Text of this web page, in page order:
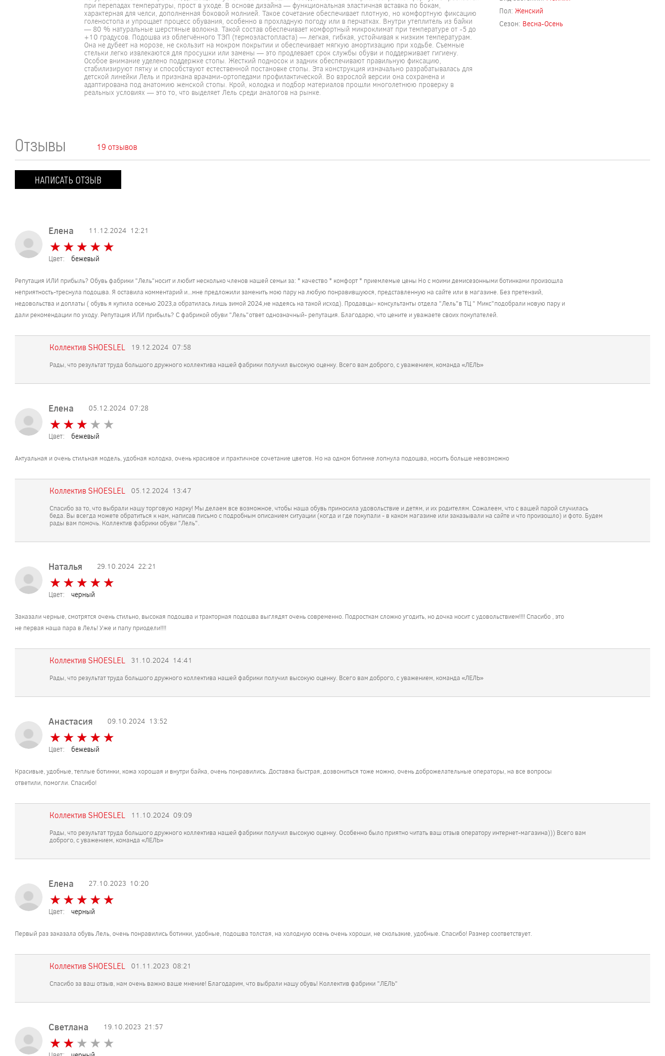
при перепадах температуры, прост в уходе. В основе дизайна — функциональная эластичная вставка по бокам,
характерная для челси, дополненная боковой молнией. Такое сочетание обеспечивает плотную, но комфортную фиксацию
голеностопа и упрощает процесс обувания, особенно в прохладную погоду или в перчатках. Внутри утеплитель из байки
— 80 % натуральные шерстяные волокна. Такой состав обеспечивает комфортный микроклимат при температуре от -5 до
+10 градусов. Подошва из облегчённого ТЭП (термоэластопласта) — легкая, гибкая, устойчивая к низким температурам.
Она не дубеет на морозе, не скользит на мокром покрытии и обеспечивает мягкую амортизацию при ходьбе. Съемные
стельки легко извлекаются для просушки или замены — это продлевает срок службы обуви и поддерживает гигиену.
Особое внимание уделено поддержке стопы. Жесткий подносок и задник обеспечивают правильную фиксацию,
стабилизируют пятку и способствуют естественной постановке стопы. Эта конструкция изначально разрабатывалась для
детской линейки Лель и признана врачами-ортопедами профилактической. Во взрослой версии она сохранена и
адаптирована под анатомию женской стопы. Крой, колодка и подбор материалов прошли многолетнюю проверку в
реальных условиях — это то, что выделяет Лель среди аналогов на рынке.
Пол: Женский
Сезон: Весна-Осень
Отзывы 19 отзывов
НАПИСАТЬ ОТЗЫВ
Елена 11.12.2024 12:21
★ ★ ★ ★ ★
★ ★ ★ ★ ★
Цвет: бежевый
Репутация ИЛИ прибыль? Обувь фабрики "Лель"носит и любит несколько членов нашей семьи за: * качество * комфорт * приемлемые цены Но с моими демисезонными ботинками произошла
неприятность-треснула подошва. Я оставила комментарий и...мне предложили заменить мою пару на любую понравившуюся, представленную на сайте или в магазине. Без претензий,
недовольства и доплаты ( обувь я купила осенью 2023,а обратилась лишь зимой 2024,не надеясь на такой исход). Продавцы- консультанты отдела "Лель"в ТЦ " Микс"подобрали новую пару и
дали рекомендации по уходу. Репутация ИЛИ прибыль? С фабрикой обуви "Лель"ответ однозначный- репутация. Благодарю, что цените и уважаете своих покупателей.
Коллектив SHOESLEL 19.12.2024 07:58
Рады, что результат труда большого дружного коллектива нашей фабрики получил высокую оценку. Всего вам доброго, с уважением, команда «ЛЕЛЬ»
Елена 05.12.2024 07:28
★ ★ ★ ★ ★
★ ★ ★ ★ ★
Цвет: бежевый
Актуальная и очень стильная модель, удобная колодка, очень красивое и практичное сочетание цветов. Но на одном ботинке лопнула подошва, носить больше невозможно
Коллектив SHOESLEL 05.12.2024 13:47
Спасибо за то, что выбрали нашу торговую марку! Мы делаем все возможное, чтобы наша обувь приносила удовольствие и детям, и их родителям. Сожалеем, что с вашей парой случилась
беда. Вы всегда можете обратиться к нам, написав письмо с подробным описанием ситуации (когда и где покупали - в каком магазине или заказывали на сайте и что произошло) и фото. Будем
рады вам помочь. Коллектив фабрики обуви "Лель".
Наталья 29.10.2024 22:21
★ ★ ★ ★ ★
★ ★ ★ ★ ★
Цвет: черный
Заказали черные, смотрятся очень стильно, высокая подошва и тракторная подошва выглядят очень современно. Подросткам сложно угодить, но дочка носит с удовольствием!!!! Спасибо , это
не первая наша пара в Лель! Уже и папу приодели!!!!
Коллектив SHOESLEL 31.10.2024 14:41
Рады, что результат труда большого дружного коллектива нашей фабрики получил высокую оценку. Всего вам доброго, с уважением, команда «ЛЕЛЬ»
Анастасия 09.10.2024 13:52
★ ★ ★ ★ ★
★ ★ ★ ★ ★
Цвет: бежевый
Красивые, удобные, теплые ботинки, кожа хорошая и внутри байка, очень понравились. Доставка быстрая, дозвониться тоже можно, очень доброжелательные операторы, на все вопросы
ответили, помогли. Спасибо!
Коллектив SHOESLEL 11.10.2024 09:09
Рады, что результат труда большого дружного коллектива нашей фабрики получил высокую оценку. Особенно было приятно читать ваш отзыв оператору интернет-магазина))) Всего вам
доброго, с уважением, команда «ЛЕЛЬ»
Елена 27.10.2023 10:20
★ ★ ★ ★ ★
★ ★ ★ ★ ★
Цвет: черный
Первый раз заказала обувь Лель, очень понравились ботинки, удобные, подошва толстая, на холодную осень очень хороши, не скользкие, удобные. Спасибо! Размер соответствует.
Коллектив SHOESLEL 01.11.2023 08:21
Спасибо за ваш отзыв, нам очень важно ваше мнение! Благодарим, что выбрали нашу обувь! Коллектив фабрики "ЛЕЛЬ"
Светлана 19.10.2023 21:57
★ ★ ★ ★ ★
★ ★ ★ ★ ★